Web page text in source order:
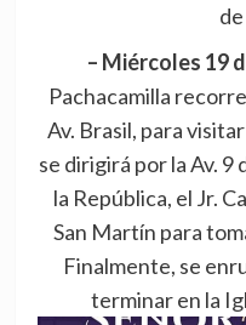
– Miércoles 19
Pachacamilla
Av. Brasil, para
se dirigirá por la Av. 9
la República, el Jr.
San Martín para
Finalmente, se
terminar en la